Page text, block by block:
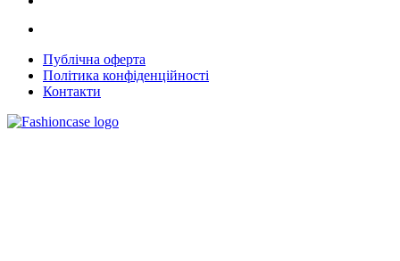
Публічна оферта
Політика конфіденційності
Контакти